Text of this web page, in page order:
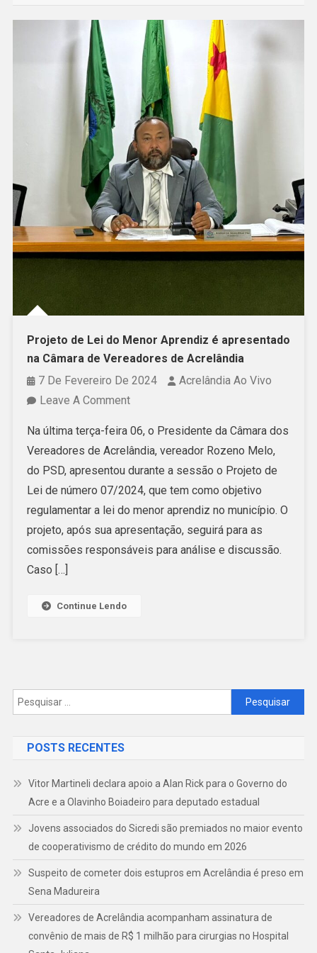
Projeto de Lei do Menor Aprendiz é apresentado
na Câmara de Vereadores de Acrelândia
7 De Fevereiro De 2024
Acrelândia Ao Vivo
Leave A CommentOn
De
Menor
Aprendiz
Apresentado
Na última terça-feira 06, o Presidente da Câmara dos
Vereadores de Acrelândia, vereador Rozeno Melo,
do PSD, apresentou durante a sessão o Projeto de
Lei de número 07/2024, que tem como objetivo
regulamentar a lei do menor aprendiz no município. O
projeto, após sua apresentação, seguirá para as
comissões responsáveis para análise e discussão.
Caso […]
Continue Lendo
Pesquisar
por:
POSTS RECENTES
Vitor Martineli declara apoio a Alan Rick para o Governo do
Acre e a Olavinho Boiadeiro para deputado estadual
Jovens associados do Sicredi são premiados no maior evento
de cooperativismo de crédito do mundo em 2026
Suspeito de cometer dois estupros em Acrelândia é preso em
Sena Madureira
Vereadores de Acrelândia acompanham assinatura de
convênio de mais de R$ 1 milhão para cirurgias no Hospital